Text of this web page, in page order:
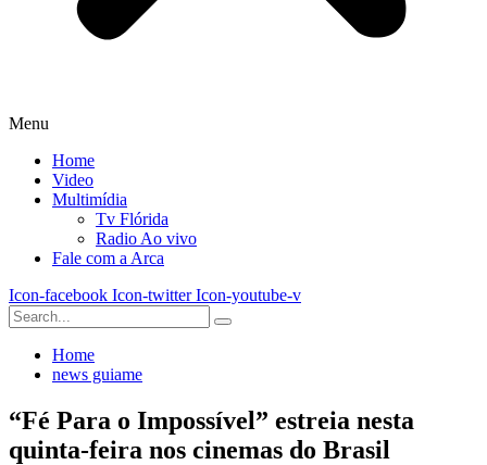
Menu
Home
Video
Multimídia
Tv Flórida
Radio Ao vivo
Fale com a Arca
Icon-facebook Icon-twitter Icon-youtube-v
Home
news guiame
“Fé Para o Impossível” estreia nesta
quinta-feira nos cinemas do Brasil